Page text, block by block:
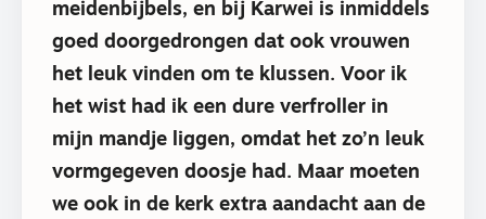
meidenbijbels, en bij Karwei is inmiddels
goed doorgedrongen dat ook vrouwen
het leuk vinden om te klussen. Voor ik
het wist had ik een dure verfroller in
mijn mandje liggen, omdat het zo’n leuk
vormgegeven doosje had. Maar moeten
we ook in de kerk extra aandacht aan de